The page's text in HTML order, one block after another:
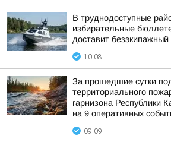
В труднодоступные
избирательные
доставит безэкипажный
10:08
За прошедшие сутки
территориального
гарнизона Республики
на 9 оперативных
09:09